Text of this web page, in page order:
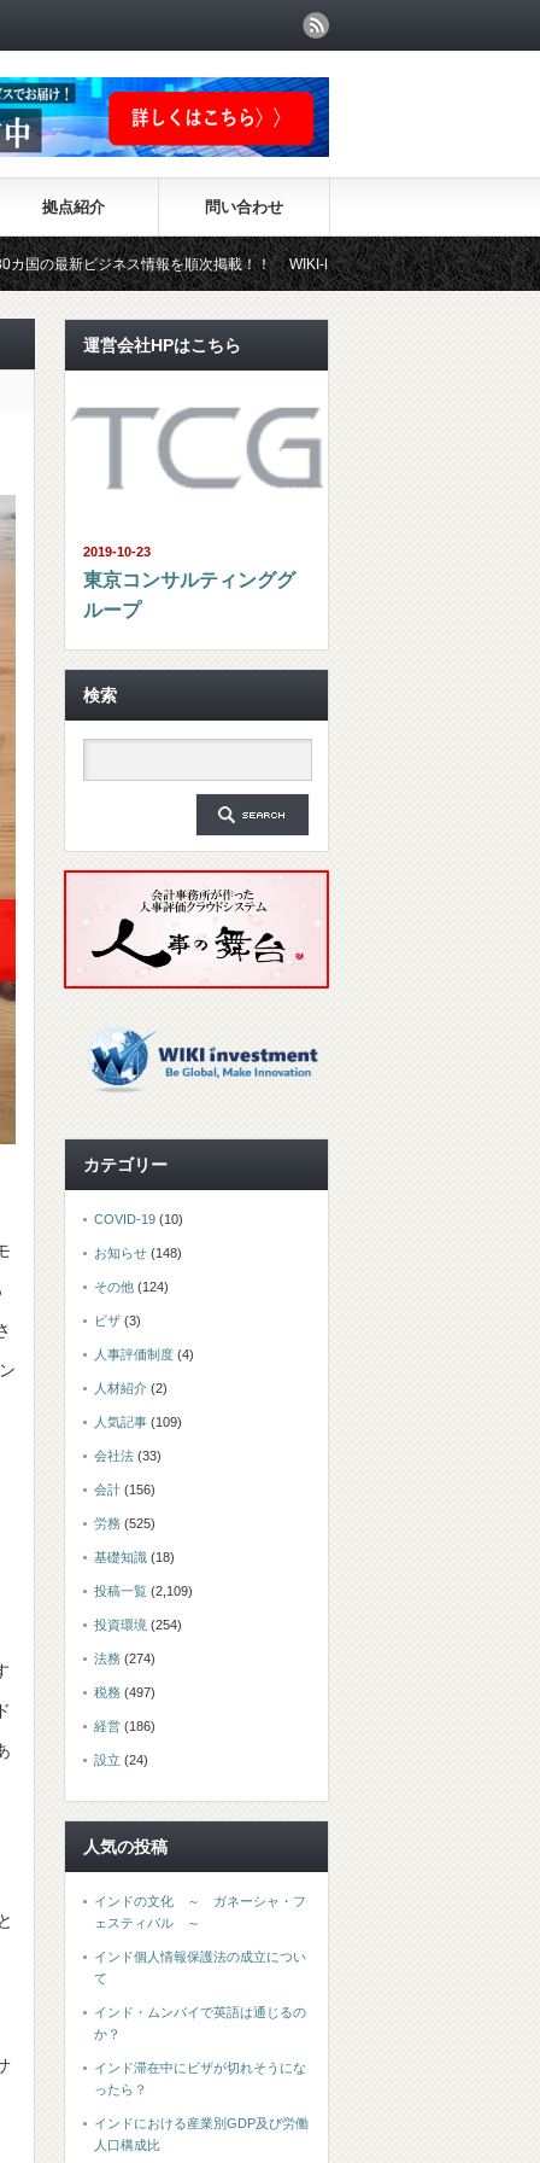
拠点紹介 問い合わせ
ス情報を順次掲載！！ WIKI-INVESTMENTはこちらから！
運営会社HPはこちら
2019-10-23
東京コンサルティンググ
ループ
検索
カテゴリー
COVID-19 (10)
お知らせ (148)
その他 (124)
ビザ (3)
人事評価制度 (4)
人材紹介 (2)
人気記事 (109)
会社法 (33)
会計 (156)
労務 (525)
基礎知識 (18)
投稿一覧 (2,109)
投資環境 (254)
法務 (274)
税務 (497)
経営 (186)
設立 (24)
人気の投稿
インドの文化 ～ ガネーシャ・フ
ェスティバル ～
インド個人情報保護法の成立につい
て
インド・ムンバイで英語は通じるの
か？
インド滞在中にビザが切れそうにな
ったら？
インドにおける産業別GDP及び労働
人口構成比